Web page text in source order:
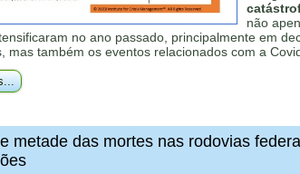
não
no ano passado, principalmente em
mas também os eventos relacionados com a
metade das mortes nas rodovias